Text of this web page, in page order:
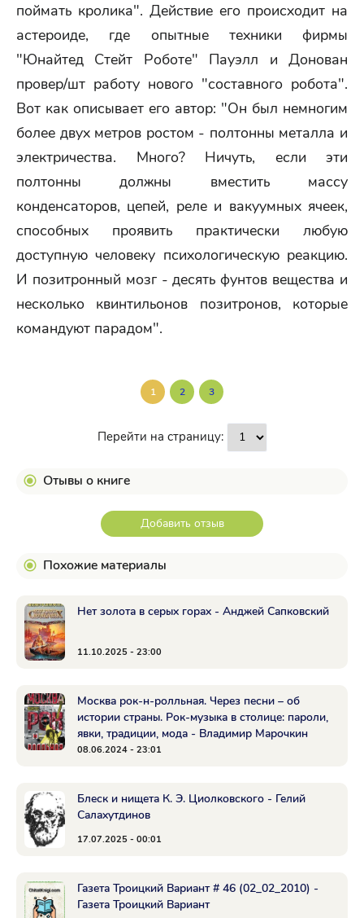
поймать кролика". Действие его происходит на
астероиде, где опытные техники фирмы
"Юнайтед Стейт Роботе" Пауэлл и Донован
провер/шт работу нового "составного робота".
Вот как описывает его автор: "Он был немногим
более двух метров ростом - полтонны металла и
электричества. Много? Ничуть, если эти
полтонны должны вместить массу
конденсаторов, цепей, реле и вакуумных ячеек,
способных проявить практически любую
доступную человеку психологическую реакцию.
И позитронный мозг - десять фунтов вещества и
несколько квинтильонов позитронов, которые
командуют парадом".
1 2 3
Перейти на страницу:
Отывы о книге
Добавить отзыв
Похожие материалы
Нет золота в серых горах - Анджей Сапковский
11.10.2025 - 23:00
Москва рок-н-ролльная. Через песни – об
истории страны. Рок-музыка в столице: пароли,
явки, традиции, мода - Владимир Марочкин
08.06.2024 - 23:01
Блеск и нищета К. Э. Циолковского - Гелий
Салахутдинов
17.07.2025 - 00:01
Газета Троицкий Вариант # 46 (02_02_2010) -
Газета Троицкий Вариант